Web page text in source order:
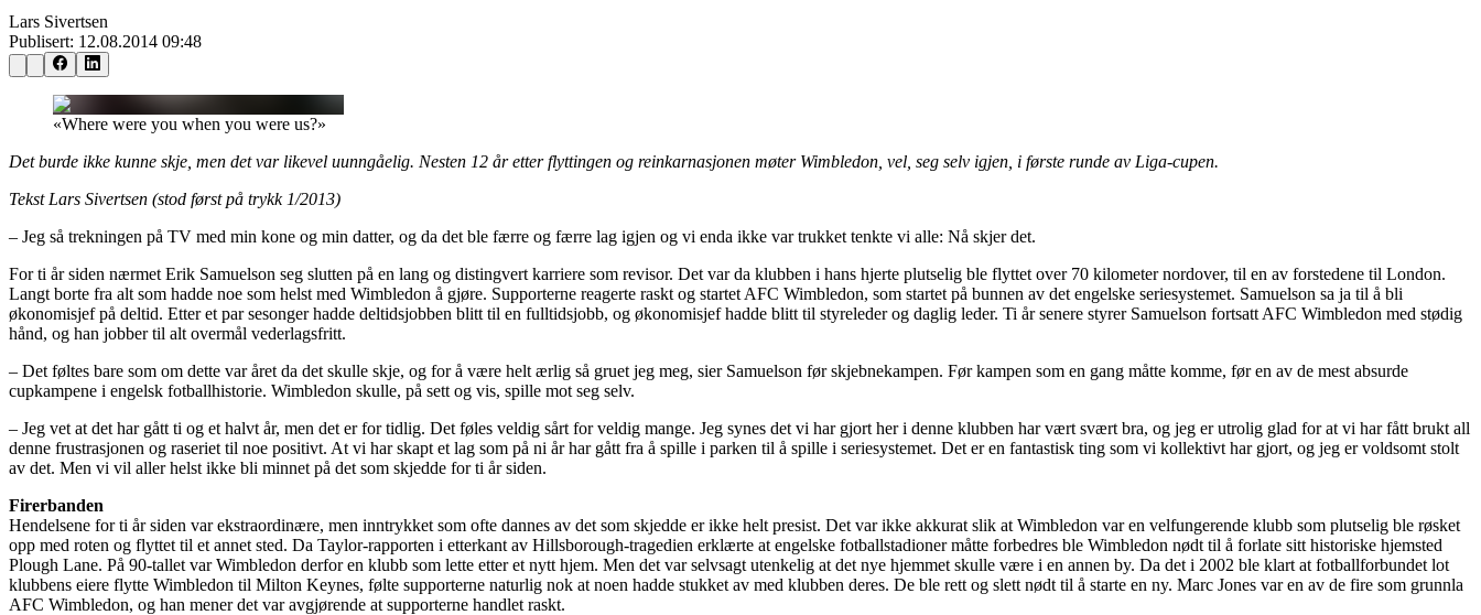
Lars Sivertsen
Publisert: 12.08.2014 09:48
«Where were you when you were us?»
Det burde ikke kunne skje, men det var likevel uunngåelig. Nesten 12 år etter flyttingen og reinkarnasjonen møter Wimbledon, vel, seg selv igjen, i første runde av Liga-cupen.
Tekst Lars Sivertsen (stod først på trykk 1/2013)
– Jeg så trekningen på TV med min kone og min datter, og da det ble færre og færre lag igjen og vi enda ikke var trukket tenkte vi alle: Nå skjer det.
For ti år siden nærmet Erik Samuelson seg slutten på en lang og distingvert karriere som revisor. Det var da klubben i hans hjerte plutselig ble flyttet over 70 kilometer nordover, til en av forstedene til London.
Langt borte fra alt som hadde noe som helst med Wimbledon å gjøre. Supporterne reagerte raskt og startet AFC Wimbledon, som startet på bunnen av det engelske seriesystemet. Samuelson sa ja til å bli
økonomisjef på deltid. Etter et par sesonger hadde deltidsjobben blitt til en fulltidsjobb, og økonomisjef hadde blitt til styreleder og daglig leder. Ti år senere styrer Samuelson fortsatt AFC Wimbledon med stødig
hånd, og han jobber til alt overmål vederlagsfritt.
– Det føltes bare som om dette var året da det skulle skje, og for å være helt ærlig så gruet jeg meg, sier Samuelson før skjebnekampen. Før kampen som en gang måtte komme, før en av de mest absurde
cupkampene i engelsk fotballhistorie. Wimbledon skulle, på sett og vis, spille mot seg selv.
– Jeg vet at det har gått ti og et halvt år, men det er for tidlig. Det føles veldig sårt for veldig mange. Jeg synes det vi har gjort her i denne klubben har vært svært bra, og jeg er utrolig glad for at vi har fått brukt all
denne frustrasjonen og raseriet til noe positivt. At vi har skapt et lag som på ni år har gått fra å spille i parken til å spille i seriesystemet. Det er en fantastisk ting som vi kollektivt har gjort, og jeg er voldsomt stolt
av det. Men vi vil aller helst ikke bli minnet på det som skjedde for ti år siden.
Firerbanden
Hendelsene for ti år siden var ekstraordinære, men inntrykket som ofte dannes av det som skjedde er ikke helt presist. Det var ikke akkurat slik at Wimbledon var en velfungerende klubb som plutselig ble røsket
opp med roten og flyttet til et annet sted. Da Taylor-rapporten i etterkant av Hillsborough-tragedien erklærte at engelske fotballstadioner måtte forbedres ble Wimbledon nødt til å forlate sitt historiske hjemsted
Plough Lane. På 90-tallet var Wimbledon derfor en klubb som lette etter et nytt hjem. Men det var selvsagt utenkelig at det nye hjemmet skulle være i en annen by. Da det i 2002 ble klart at fotballforbundet lot
klubbens eiere flytte Wimbledon til Milton Keynes, følte supporterne naturlig nok at noen hadde stukket av med klubben deres. De ble rett og slett nødt til å starte en ny. Marc Jones var en av de fire som grunnla
AFC Wimbledon, og han mener det var avgjørende at supporterne handlet raskt.